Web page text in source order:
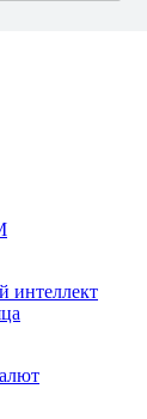
интеллект